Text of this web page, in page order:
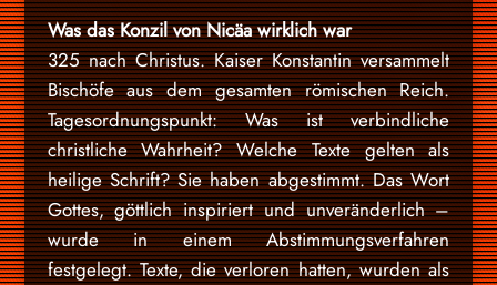
Was das Konzil von Nicäa wirklich war
325 nach Christus. Kaiser Konstantin versammelt
Bischöfe aus dem gesamten römischen Reich.
Tagesordnungspunkt: Was ist verbindliche
christliche Wahrheit? Welche Texte gelten als
heilige Schrift? Sie haben abgestimmt. Das Wort
Gottes, göttlich inspiriert und unveränderlich –
wurde in einem Abstimmungsverfahren
festgelegt. Texte, die verloren hatten, wurden als